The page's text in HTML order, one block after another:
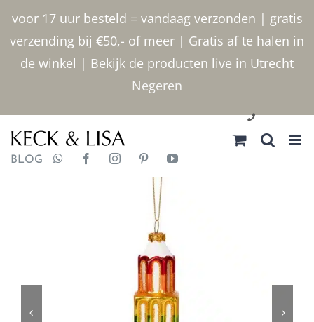
voor 17 uur besteld = vandaag verzonden | gratis
verzending bij €50,- of meer | Gratis af te halen in
de winkel | Bekijk de producten live in Utrecht
Negeren
inhoud
030 2400000
BLOG